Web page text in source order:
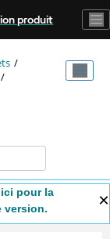
produit
pour la
version.